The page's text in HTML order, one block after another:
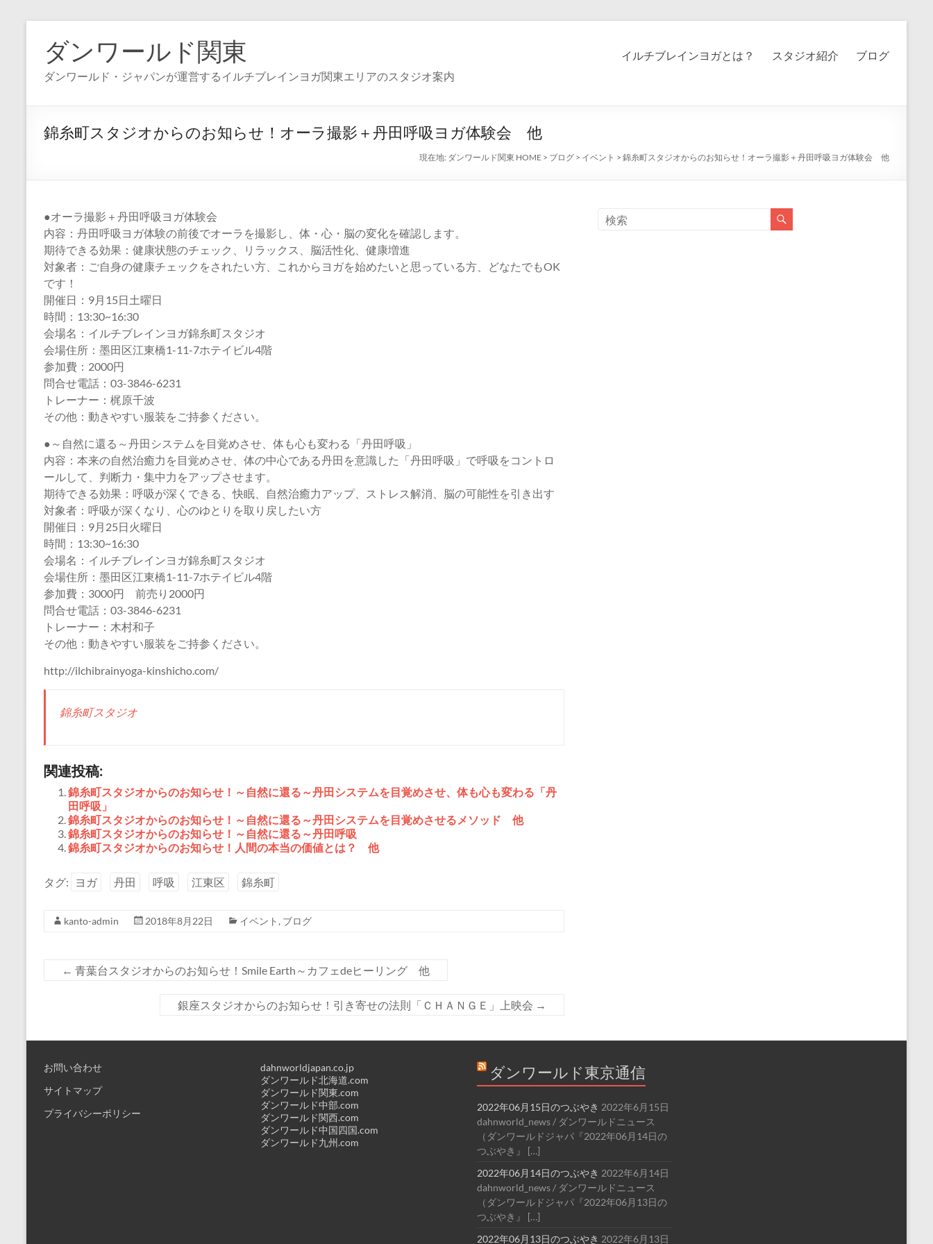
ダンワールド関東
ダンワールド・ジャパンが運営するイルチブレインヨガ関東エリアのスタジオ案内
イルチブレインヨガとは？ スタジオ紹介 ブログ
錦糸町スタジオからのお知らせ！オーラ撮影＋丹田呼吸ヨガ体験会 他
現在地: ダンワールド関東 HOME > ブログ > イベント > 錦糸町スタジオからのお知らせ！オーラ撮影＋丹田呼吸ヨガ体験会 他
●オーラ撮影＋丹田呼吸ヨガ体験会
内容：丹田呼吸ヨガ体験の前後でオーラを撮影し、体・心・脳の変化を確認します。
期待できる効果：健康状態のチェック、リラックス、脳活性化、健康増進
対象者：ご自身の健康チェックをされたい方、これからヨガを始めたいと思っている方、どなたでもOK
です！
開催日：9月15日土曜日
時間：13:30~16:30
会場名：イルチブレインヨガ錦糸町スタジオ
会場住所：墨田区江東橋1-11-7ホテイビル4階
参加費：2000円
問合せ電話：03-3846-6231
トレーナー：梶原千波
その他：動きやすい服装をご持参ください。
●～自然に還る～丹田システムを目覚めさせ、体も心も変わる「丹田呼吸」
内容：本来の自然治癒力を目覚めさせ、体の中心である丹田を意識した「丹田呼吸」で呼吸をコントロ
ールして、判断力・集中力をアップさせます。
期待できる効果：呼吸が深くできる、快眠、自然治癒力アップ、ストレス解消、脳の可能性を引き出す
対象者：呼吸が深くなり、心のゆとりを取り戻したい方
開催日：9月25日火曜日
時間：13:30~16:30
会場名：イルチブレインヨガ錦糸町スタジオ
会場住所：墨田区江東橋1-11-7ホテイビル4階
参加費：3000円 前売り2000円
問合せ電話：03-3846-6231
トレーナー：木村和子
その他：動きやすい服装をご持参ください。
http://ilchibrainyoga-kinshicho.com/
錦糸町スタジオ
関連投稿:
錦糸町スタジオからのお知らせ！～自然に還る～丹田システムを目覚めさせ、体も心も変わる「丹
田呼吸」
錦糸町スタジオからのお知らせ！～自然に還る～丹田システムを目覚めさせるメソッド 他
錦糸町スタジオからのお知らせ！～自然に還る～丹田呼吸
錦糸町スタジオからのお知らせ！人間の本当の価値とは？ 他
タグ: ヨガ 丹田 呼吸 江東区 錦糸町
kanto-admin 2018年8月22日 イベント , ブログ
← 青葉台スタジオからのお知らせ！Smile Earth～カフェdeヒーリング 他
銀座スタジオからのお知らせ！引き寄せの法則「ＣＨＡＮＧＥ」上映会 →
お問い合わせ
サイトマップ
プライバシーポリシー
dahnworldjapan.co.jp
ダンワールド北海道.com
ダンワールド関東.com
ダンワールド中部.com
ダンワールド関西.com
ダンワールド中国四国.com
ダンワールド九州.com
ダンワールド東京通信
2022年06月15日のつぶやき 2022年6月15日
dahnworld_news / ダンワールドニュース
（ダンワールドジャパ『2022年06月14日の
つぶやき』 […]
2022年06月14日のつぶやき 2022年6月14日
dahnworld_news / ダンワールドニュース
（ダンワールドジャパ『2022年06月13日の
つぶやき』 […]
2022年06月13日のつぶやき 2022年6月13日